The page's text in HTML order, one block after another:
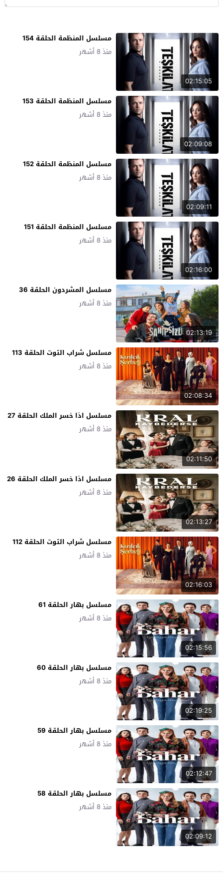
02:15:05
مسلسل المنظمة الحلقة 154
منذ 8 أشهر
02:09:08
مسلسل المنظمة الحلقة 153
منذ 8 أشهر
02:09:11
مسلسل المنظمة الحلقة 152
منذ 8 أشهر
02:16:00
مسلسل المنظمة الحلقة 151
منذ 8 أشهر
02:13:19
مسلسل المشردون الحلقة 36
منذ 8 أشهر
02:08:34
مسلسل شراب التوت الحلقة 113
منذ 8 أشهر
02:11:50
مسلسل اذا خسر الملك الحلقة 27
منذ 8 أشهر
02:13:27
مسلسل اذا خسر الملك الحلقة 26
منذ 8 أشهر
02:16:03
مسلسل شراب التوت الحلقة 112
منذ 8 أشهر
02:15:56
مسلسل بهار الحلقة 61
منذ 8 أشهر
02:19:25
مسلسل بهار الحلقة 60
منذ 8 أشهر
02:12:47
مسلسل بهار الحلقة 59
منذ 8 أشهر
02:09:12
مسلسل بهار الحلقة 58
منذ 8 أشهر